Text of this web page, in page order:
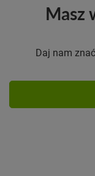
Masz
Daj nam